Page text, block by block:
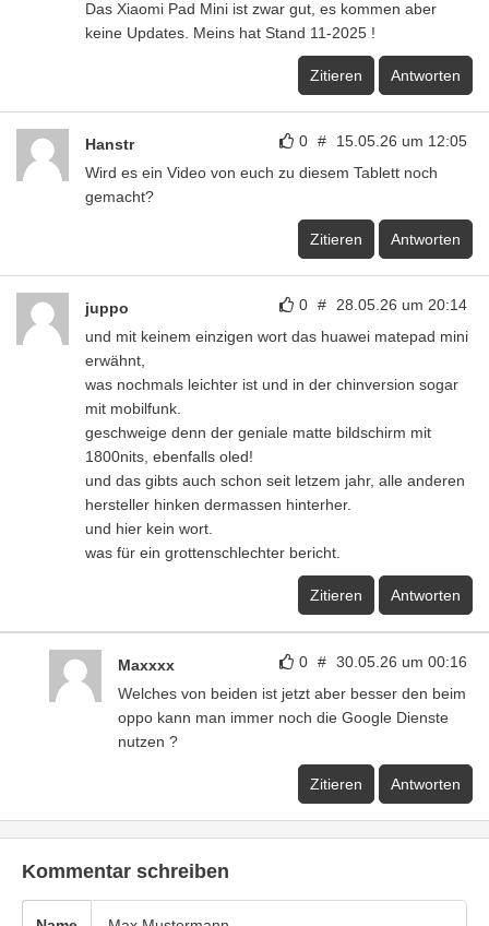
Das Xiaomi Pad Mini ist zwar gut, es kommen aber
keine Updates. Meins hat Stand 11-2025 !
Zitieren Antworten
0 # 15.05.26 um 12:05
Hanstr
Wird es ein Video von euch zu diesem Tablett noch
gemacht?
Zitieren Antworten
0 # 28.05.26 um 20:14
juppo
und mit keinem einzigen wort das huawei matepad mini
erwähnt,
was nochmals leichter ist und in der chinversion sogar
mit mobilfunk.
geschweige denn der geniale matte bildschirm mit
1800nits, ebenfalls oled!
und das gibts auch schon seit letzem jahr, alle anderen
hersteller hinken dermassen hinterher.
und hier kein wort.
was für ein grottenschlechter bericht.
Zitieren Antworten
0 # 30.05.26 um 00:16
Maxxxx
Welches von beiden ist jetzt aber besser den beim
oppo kann man immer noch die Google Dienste
nutzen ?
Zitieren Antworten
Kommentar schreiben